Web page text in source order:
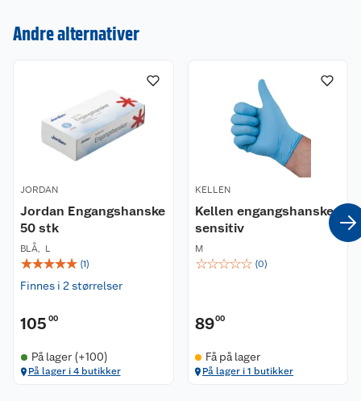
Andre alternativer
JORDAN
Jordan Engangshanske
50 stk
BLÅ, L
☆☆☆☆☆ (1)
Finnes i 2 størrelser
105 00
På lager (+100)
På lager i 4 butikker
KELLEN
Kellen engangshansker
sensitiv
M
☆☆☆☆☆ (0)
8900
Få på lager
På lager i 1 butikker
Våre butikker
Våre merkevarer
Coop kjeder
Ledige stillinger
Kundeservice
Angre- og returrett
Reklamasjon og garanti
Ofte stilte spørsmål
Betalingsalternativer
Leveringsalternativer
Kjøpsvilkår
Åpent kjøp
Klikk og hent
Festdrakter til hele familien
Hagemøbler og utemøbler